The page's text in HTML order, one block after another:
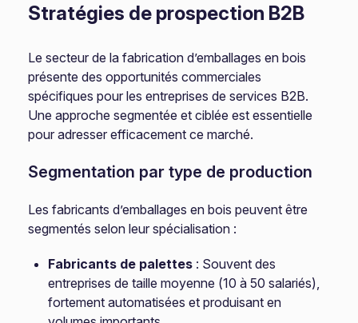
Stratégies de prospection B2B
Le secteur de la fabrication d’emballages en bois
présente des opportunités commerciales
spécifiques pour les entreprises de services B2B.
Une approche segmentée et ciblée est essentielle
pour adresser efficacement ce marché.
Segmentation par type de production
Les fabricants d’emballages en bois peuvent être
segmentés selon leur spécialisation :
Fabricants de palettes : Souvent des
entreprises de taille moyenne (10 à 50 salariés),
fortement automatisées et produisant en